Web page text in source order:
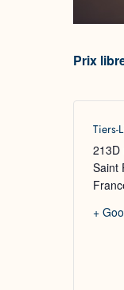
Prix
Tiers-
213D
Saint
+